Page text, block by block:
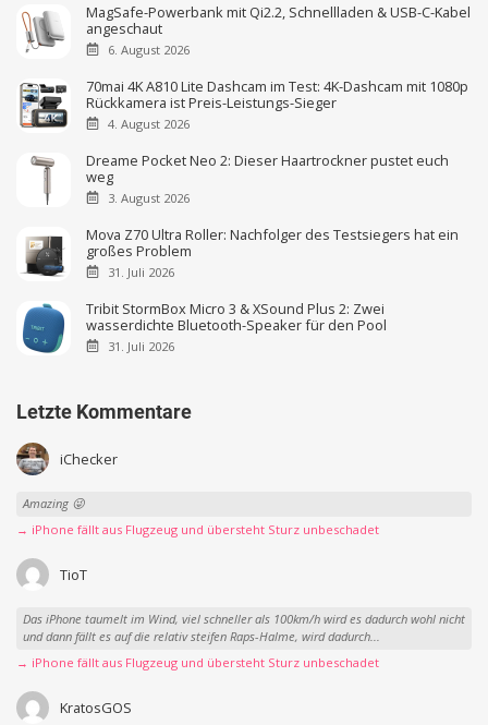
MagSafe-Powerbank mit Qi2.2, Schnellladen & USB-C-Kabel
angeschaut
6. August 2026
70mai 4K A810 Lite Dashcam im Test: 4K-Dashcam mit 1080p
Rückkamera ist Preis-Leistungs-Sieger
4. August 2026
Dreame Pocket Neo 2: Dieser Haartrockner pustet euch
weg
3. August 2026
Mova Z70 Ultra Roller: Nachfolger des Testsiegers hat ein
großes Problem
31. Juli 2026
Tribit StormBox Micro 3 & XSound Plus 2: Zwei
wasserdichte Bluetooth-Speaker für den Pool
31. Juli 2026
Letzte Kommentare
iChecker
Amazing 😜
→ iPhone fällt aus Flugzeug und übersteht Sturz unbeschadet
TioT
Das iPhone taumelt im Wind, viel schneller als 100km/h wird es dadurch wohl nicht
und dann fällt es auf die relativ steifen Raps-Halme, wird dadurch...
→ iPhone fällt aus Flugzeug und übersteht Sturz unbeschadet
KratosGOS